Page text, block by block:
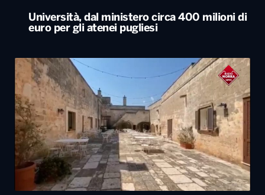
Università, dal ministero circa 400 milioni di
euro per gli atenei pugliesi